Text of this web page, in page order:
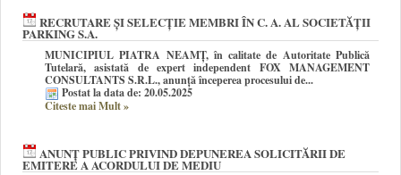
RECRUTARE ȘI SELECŢIE MEMBRI ÎN C. A. AL SOCIETĂŢII
PARKING S.A.
MUNICIPIUL PIATRA NEAMȚ, în calitate de Autoritate Publică
Tutelară, asistată de expert independent FOX MANAGEMENT
CONSULTANTS S.R.L., anunţă începerea procesului de...
Postat la data de: 20.05.2025
Citeste mai Mult»
ANUNŢ PUBLIC PRIVIND DEPUNEREA SOLICITĂRII DE
EMITERE A ACORDULUI DE MEDIU